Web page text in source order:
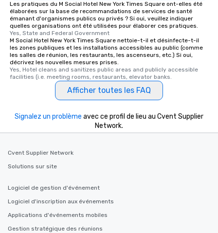
Les pratiques du M Social Hotel New York Times Square ont-elles été
élaborées sur la base de recommandations de services de santé
émanant d'organismes publics ou privés ? Si oui, veuillez indiquer
quelles organisations ont été utilisées pour élaborer ces pratiques.
Yes, State and Federal Government
M Social Hotel New York Times Square nettoie-t-il et désinfecte-t-il
les zones publiques et les installations accessibles au public (comme
les salles de réunion, les restaurants, les ascenseurs, etc.) Si oui,
décrivez les nouvelles mesures prises.
Yes, Hotel cleans and sanitizes public areas and publicly accessible
facilities (i.e. meeting rooms, restaurants, elevator banks.
Afficher toutes les FAQ
Signalez un problème avec ce profil de lieu au Cvent Supplier
Network.
Cvent Supplier Network
Solutions sur site
Logiciel de gestion d'événement
Logiciel d'inscription aux événements
Applications d'événements mobiles
Gestion stratégique des réunions